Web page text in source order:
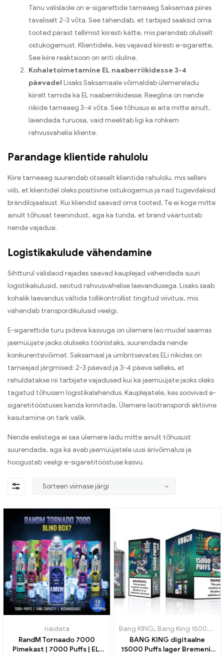
Tänu välislaole on e-sigarettide tarneaeg Saksamaa piires
tavaliselt 2-3 võta. See tähendab, et tarbijad saaksid oma
tooted pärast tellimist kiiresti kätte, mis parandab oluliselt
ostukogemust. Klientidele, kes vajavad kiiresti e-sigarette,
See kiire reaktsioon on eriti oluline.
Kohaletoimetamine EL naaberriikidesse 3-4
päevadel Lisaks Saksamaale võimaldab ülemereladu
kiirelt tarnida ka EL naaberriikidesse. Reeglina on nende
riikide tarneaeg 3-4 võta. See tõhusus ei aita mitte ainult,
laiendada turuosa, vaid meelitab ligi ka rohkem
rahvusvahelisi kliente.
Parandage klientide rahulolu
Kiire tarneaeg suurendab otseselt klientide rahulolu, mis selleni
viib, et klientidel oleks positiivne ostukogemus ja nad tugevdaksid
brändilojaalsust. Kui kliendid saavad oma tooted, Te ei koge mitte
ainult tõhusat teenindust, aga ka tunda, et bränd väärtustab
nende vajadusi.
Logistikakulude vähendamine
Sihtturul välislaod rajades saavad kauplejad vähendada suuri
logistikakulusid, seotud rahvusvahelise laevandusega. Lisaks saab
kohalik laevandus vältida tollikontrollist tingitud viivitusi, mis
vähendab transpordikulusid veelgi.
E-sigarettide turu pideva kasvuga on ülemere lao mudel saamas
jaemüüjate jaoks oluliseks tööriistaks, suurendada nende
konkurentsivõimet. Saksamaal ja ümbritsevates ELi riikides on
tarneajad järgmised: 2-3 päevad ja 3-4 päeva selleks, et
rahuldatakse nii tarbijate vajadused kui ka jaemüüjate jaoks oleks
tagatud tõhusam logistikalahendus. Kauplejatele, kes soovivad e-
sigaretitööstuses kanda kinnitada, Ülemere laotranspordi aktiivne
kasutamine on tark valik.
Nende eelistega ei saa ülemere ladu mitte ainult tõhusust
suurendada, aga ka avab jaemüüjatele uusi ärivõimalusi ja
hoogustab veelgi e-sigaretitööstuse kasvu.
näidata
RandM Tornaado 7000
Pimekast | 7000 Puffs | ELi
Bang KING, Bang King 15000 Puffs
BANG KING digitaalne
15000 Puffs lager Bremenis